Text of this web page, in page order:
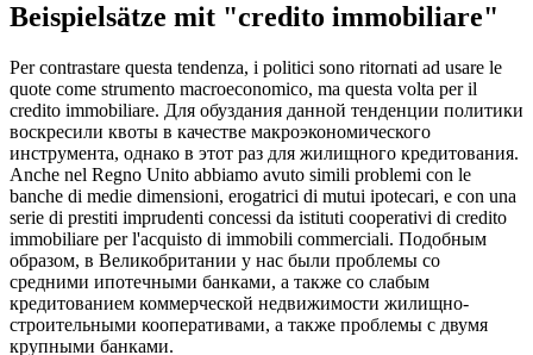
Beispielsätze mit "credito immobiliare"
Per contrastare questa tendenza, i politici sono ritornati ad usare le
quote come strumento macroeconomico, ma questa volta per il
credito immobiliare. Для обуздания данной тенденции политики
воскресили квоты в качестве макроэкономического
инструмента, однако в этот раз для жилищного кредитования.
Anche nel Regno Unito abbiamo avuto simili problemi con le
banche di medie dimensioni, erogatrici di mutui ipotecari, e con una
serie di prestiti imprudenti concessi da istituti cooperativi di credito
immobiliare per l'acquisto di immobili commerciali. Подобным
образом, в Великобритании у нас были проблемы со
средними ипотечными банками, а также со слабым
кредитованием коммерческой недвижимости жилищно-
строительными кооперативами, а также проблемы с двумя
крупными банками.